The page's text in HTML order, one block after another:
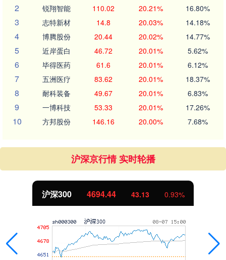
2 锐翔智能 110.02 20.21% 16.80%
3 志特新材 14.8 20.03% 14.18%
4 博腾股份 20.44 20.02% 14.77%
5 近岸蛋白 46.72 20.01% 5.62%
6 毕得医药 61.6 20.01% 6.12%
7 五洲医疗 83.62 20.01% 18.37%
8 耐科装备 49.67 20.01% 6.83%
9 一博科技 53.33 20.01% 17.26%
10 方邦股份 146.16 20.00% 7.68%
沪深京行情 实时轮播
沪深300 4694.44 43.13 0.93%